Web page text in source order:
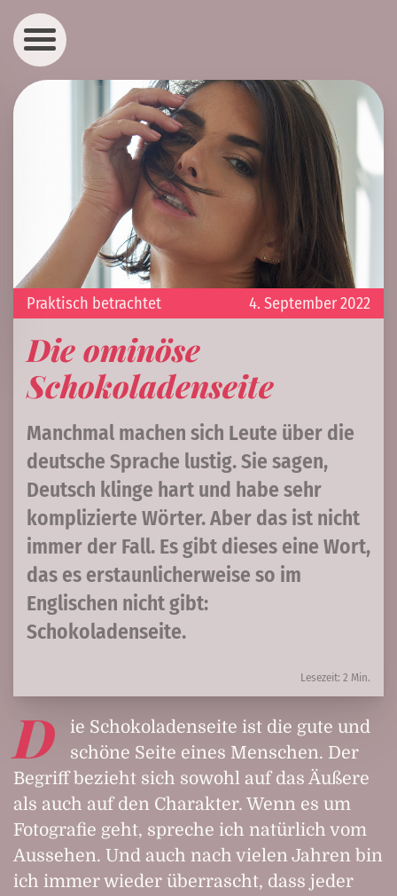
4. September 2022
Praktisch betrachtet
Die ominöse
Schokoladenseite
Manchmal machen sich Leute über die
deutsche Sprache lustig. Sie sagen,
Deutsch klinge hart und habe sehr
komplizierte Wörter. Aber das ist nicht
immer der Fall. Es gibt dieses eine Wort,
das es erstaunlicherweise so im
Englischen nicht gibt:
Schokoladenseite.
Lesezeit: 2 Min.
D
ie Schokoladenseite ist die gute und
schöne Seite eines Menschen. Der
Begriff bezieht sich sowohl auf das Äußere
als auch auf den Charakter. Wenn es um
Fotografie geht, spreche ich natürlich vom
Aussehen. Und auch nach vielen Jahren bin
ich immer wieder überrascht, dass jeder